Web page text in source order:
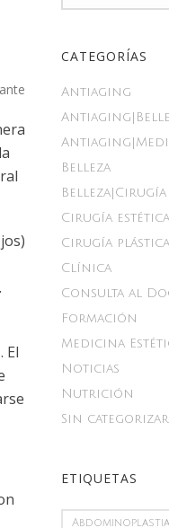
El
CATEGORÍAS
Antiaging
Belleza
Cirugía estética
Cirugía plástica
Clínica
Consulta al
Formación
Medicina
Noticias
Nutrición
Sin categorizar
ETIQUETAS
Abdominoplastia